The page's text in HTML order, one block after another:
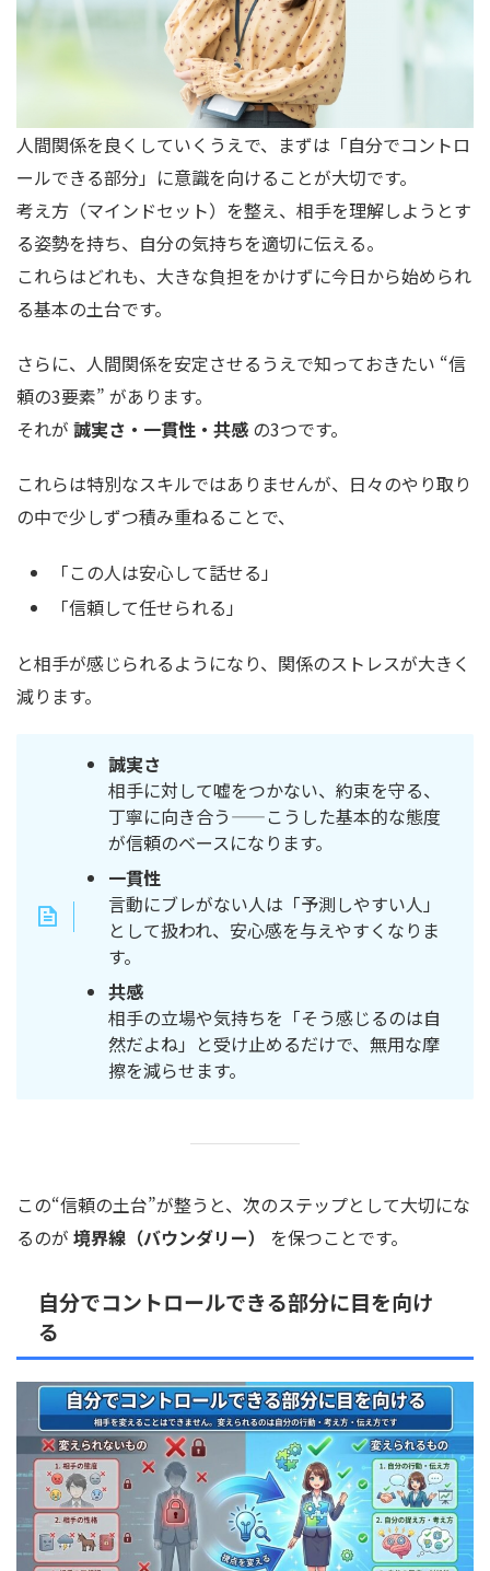
人間関係を良くしていくうえで、まずは「自分でコントロ
ールできる部分」に意識を向けることが大切です。
考え方（マインドセット）を整え、相手を理解しようとす
る姿勢を持ち、自分の気持ちを適切に伝える。
これらはどれも、大きな負担をかけずに今日から始められ
る基本の土台です。
さらに、人間関係を安定させるうえで知っておきたい “信
頼の3要素” があります。
それが 誠実さ・一貫性・共感 の3つです。
これらは特別なスキルではありませんが、日々のやり取り
の中で少しずつ積み重ねることで、
「この人は安心して話せる」
「信頼して任せられる」
と相手が感じられるようになり、関係のストレスが大きく
減ります。
誠実さ
相手に対して嘘をつかない、約束を守る、
丁寧に向き合う——こうした基本的な態度
が信頼のベースになります。
一貫性
言動にブレがない人は「予測しやすい人」
として扱われ、安心感を与えやすくなりま
す。
共感
相手の立場や気持ちを「そう感じるのは自
然だよね」と受け止めるだけで、無用な摩
擦を減らせます。
この“信頼の土台”が整うと、次のステップとして大切にな
るのが 境界線（バウンダリー） を保つことです。
自分でコントロールできる部分に目を向け
る